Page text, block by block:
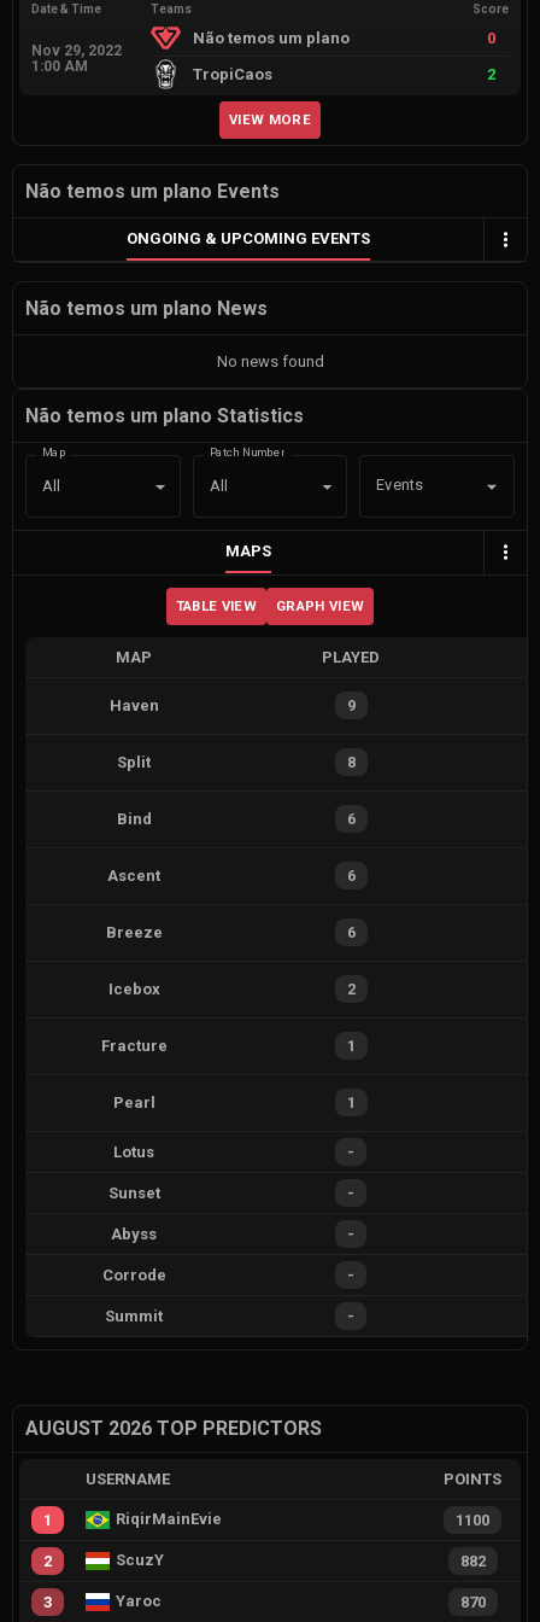
Date & Time
Nov 29, 2022
1:00 AM
Teams Score
Não temos um plano
0
TropiCaos
2
VIEW MORE
Não temos um plano Events
ONGOING & UPCOMING EVENTS
Não temos um plano News
No news found
Não temos um plano Statistics
Map
All
Patch Number
All Events
MAPS
TABLE VIEW GRAPH VIEW
MAP PLAYED
Haven 9
Split 8
Bind 6
Ascent 6
Breeze 6
Icebox 2
Fracture 1
Pearl 1
Lotus -
Sunset -
Abyss -
Corrode -
Summit -
AUGUST 2026 TOP PREDICTORS
USERNAME POINTS
1 RiqirMainEvie 1100
2 ScuzY 882
3 Yaroc 870